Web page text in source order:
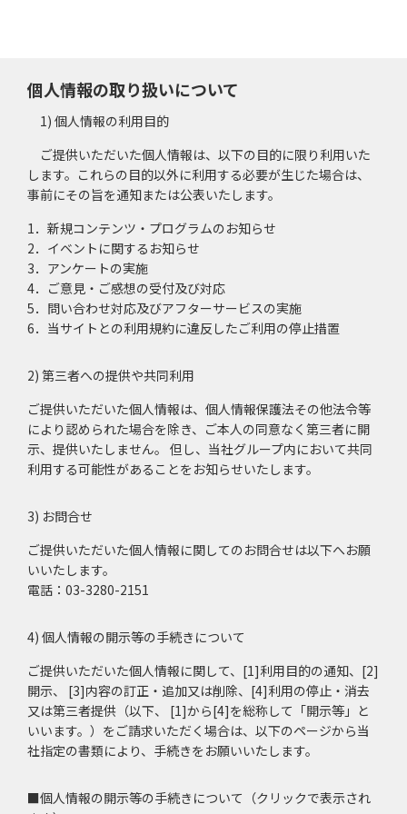
個人情報の取り扱いについて
1) 個人情報の利用目的
ご提供いただいた個人情報は、以下の目的に限り利用いた
します。これらの目的以外に利用する必要が生じた場合は、
事前にその旨を通知または公表いたします。
1．新規コンテンツ・プログラムのお知らせ
2．イベントに関するお知らせ
3．アンケートの実施
4．ご意見・ご感想の受付及び対応
5．問い合わせ対応及びアフターサービスの実施
6．当サイトとの利用規約に違反したご利用の停止措置
2) 第三者への提供や共同利用
ご提供いただいた個人情報は、個人情報保護法その他法令等
により認められた場合を除き、ご本人の同意なく第三者に開
示、提供いたしません。 但し、当社グループ内において共同
利用する可能性があることをお知らせいたします。
3) お問合せ
ご提供いただいた個人情報に関してのお問合せは以下へお願
いいたします。
電話：03-3280-2151
4) 個人情報の開示等の手続きについて
ご提供いただいた個人情報に関して、[1]利用目的の通知、[2]
開示、 [3]内容の訂正・追加又は削除、[4]利用の停止・消去
又は第三者提供（以下、 [1]から[4]を総称して「開示等」と
いいます。）をご請求いただく場合は、以下のページから当
社指定の書類により、手続きをお願いいたします。
■個人情報の開示等の手続きについて （クリックで表示され